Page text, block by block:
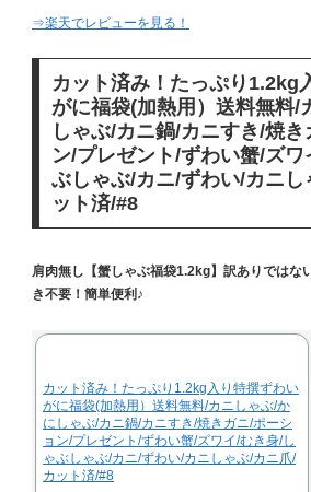
⇒楽天でレビューを見る！
カット済み！たっぷり1.2kg
がに福袋(加熱用）送料無料/
しゃぶ/カニ鍋/カニすき/焼き
ン/プレゼント/ずわい蟹/ズワ
ぶしゃぶ/カニ/ずわい/カニし
ット済/#8
肩肉無し【蟹しゃぶ福袋1.2kg】訳ありではな
き不要！簡単便利♪
カット済み！たっぷり1.2kg入り特撰ずわい
がに福袋(加熱用）送料無料/カニしゃぶ/か
にしゃぶ/カニ鍋/カニすき/焼きガニ/ポーシ
ョン/プレゼント/ずわい蟹/ズワイ/むき身/し
ゃぶしゃぶ/カニ/ずわい/カニしゃぶ/カニ爪/
カット済/#8